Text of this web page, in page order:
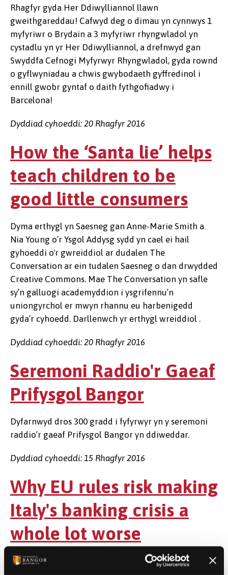
Rhagfyr gyda Her Ddiwylliannol llawn
gweithgareddau! Cafwyd deg o dimau yn cynnwys 1
myfyriwr o Brydain a 3 myfyriwr rhyngwladol yn
cystadlu yn yr Her Ddiwylliannol, a drefnwyd gan
Swyddfa Cefnogi Myfyrwyr Rhyngwladol, gyda rownd
o gyflwyniadau a chwis gwybodaeth gyffredinol i
ennill gwobr gyntaf o daith fythgofiadwy i
Barcelona!
Dyddiad cyhoeddi: 20 Rhagfyr 2016
How the ‘Santa lie’ helps
teach children to be
good little consumers
Dyma erthygl yn Saesneg gan Anne-Marie Smith a
Nia Young o’r Ysgol Addysg sydd yn cael ei hail
gyhoeddi o'r gwreiddiol ar dudalen The
Conversation ar ein tudalen Saesneg o dan drwydded
Creative Commons. Mae The Conversation yn safle
sy’n galluogi academyddion i ysgrifennu’n
uniongyrchol er mwyn rhannu eu harbenigedd
gyda’r cyhoedd. Darllenwch yr erthygl wreiddiol .
Dyddiad cyhoeddi: 20 Rhagfyr 2016
Seremoni Raddio'r Gaeaf
Prifysgol Bangor
Dyfarnwyd dros 300 gradd i fyfyrwyr yn y seremoni
raddio’r gaeaf Prifysgol Bangor yn ddiweddar.
Dyddiad cyhoeddi: 15 Rhagfyr 2016
Why EU rules risk making
Italy's banking crisis a
whole lot worse
Dyma erthygl yn Saesneg ganYr Athro Phil Molyneux